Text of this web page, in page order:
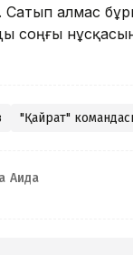
Сатып алмас
соңғы
"Қайрат"
Аида